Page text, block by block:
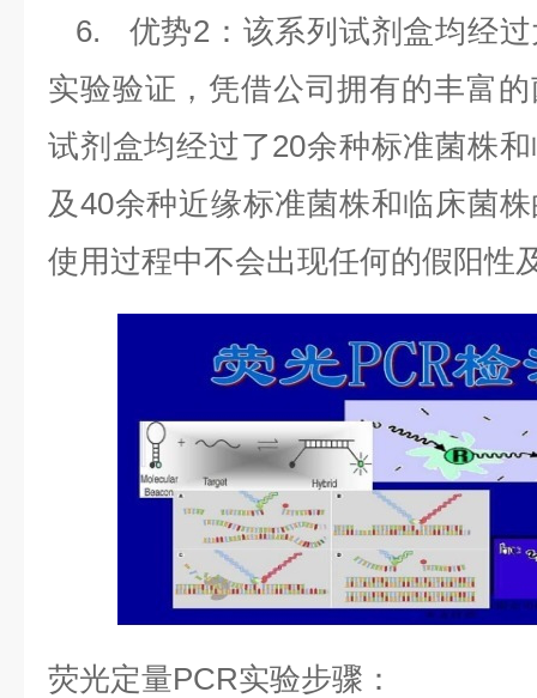
6. 优势2 ：该系列试剂盒均经
实验验证，凭借公司拥有的丰富
试剂盒均经过了20余种标准菌株
及 40余种近缘标准菌株和临床菌
使用过程中不会出现任何的假阳性
荧光定量PCR实验步骤：